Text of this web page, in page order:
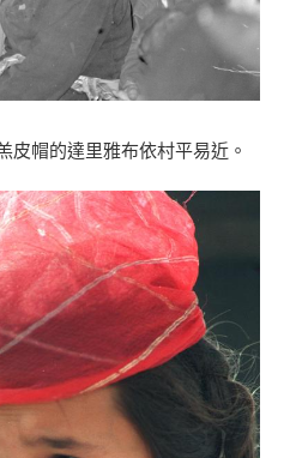
皮帽的達里雅布依村平易近。